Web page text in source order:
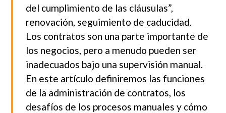
del cumplimiento de las cláusulas”,
renovación, seguimiento de caducidad.
Los contratos son una parte importante de
los negocios, pero a menudo pueden ser
inadecuados bajo una supervisión manual.
En este artículo definiremos las funciones
de la administración de contratos, los
desafíos de los procesos manuales y cómo